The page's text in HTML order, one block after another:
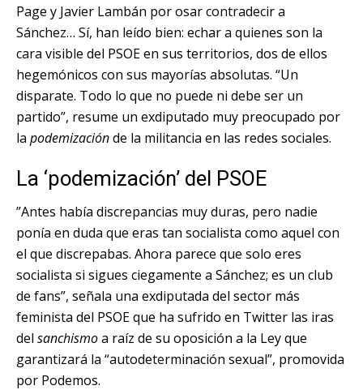
Page y Javier Lambán por osar contradecir a
Sánchez… Sí, han leído bien: echar a quienes son la
cara visible del PSOE en sus territorios, dos de ellos
hegemónicos con sus mayorías absolutas. “Un
disparate. Todo lo que no puede ni debe ser un
partido”, resume un exdiputado muy preocupado por
la podemizaciónde la militancia en las redes sociales.
La ‘podemización’ del PSOE
”Antes había discrepancias muy duras, pero nadie
ponía en duda que eras tan socialista como aquel con
el que discrepabas. Ahora parece que solo eres
socialista si sigues ciegamente a Sánchez; es un club
de fans”, señala una exdiputada del sector más
feminista del PSOE que ha sufrido en Twitter las iras
del sanchismoa raíz de su oposición a la Ley que
garantizará la “autodeterminación sexual”, promovida
por Podemos.